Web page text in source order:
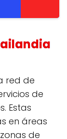
red de
de
Estas
en áreas
de